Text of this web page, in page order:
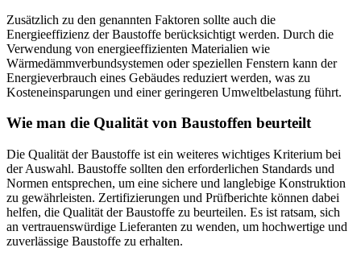
Zusätzlich zu den genannten Faktoren sollte auch die
Energieeffizienz der Baustoffe berücksichtigt werden. Durch die
Verwendung von energieeffizienten Materialien wie
Wärmedämmverbundsystemen oder speziellen Fenstern kann der
Energieverbrauch eines Gebäudes reduziert werden, was zu
Kosteneinsparungen und einer geringeren Umweltbelastung führt.
Wie man die Qualität von Baustoffen beurteilt
Die Qualität der Baustoffe ist ein weiteres wichtiges Kriterium bei
der Auswahl. Baustoffe sollten den erforderlichen Standards und
Normen entsprechen, um eine sichere und langlebige Konstruktion
zu gewährleisten. Zertifizierungen und Prüfberichte können dabei
helfen, die Qualität der Baustoffe zu beurteilen. Es ist ratsam, sich
an vertrauenswürdige Lieferanten zu wenden, um hochwertige und
zuverlässige Baustoffe zu erhalten.